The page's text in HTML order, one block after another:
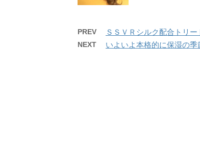
PREV ＳＳＶＲシルク配合トリ
NEXT いよいよ本格的に保湿の季